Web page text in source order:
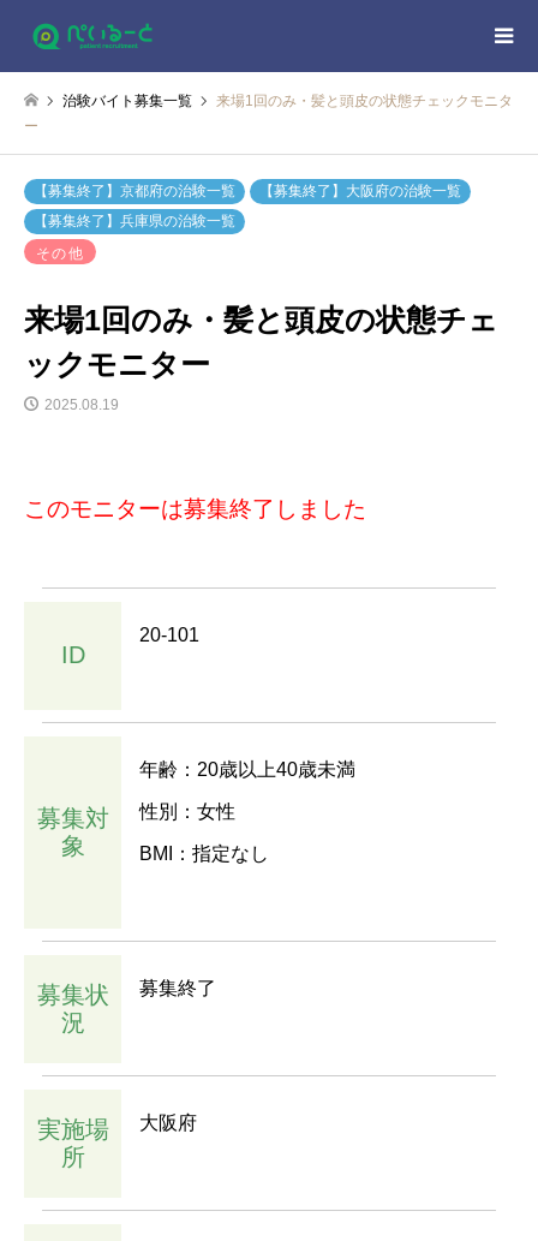
治験バイト募集一覧
来場1回のみ・髪と頭皮の状態チェックモニタ
ー
【募集終了】京都府の治験一覧
【募集終了】大阪府の治験一覧
【募集終了】兵庫県の治験一覧
その他
来場1回のみ・髪と頭皮の状態チェ
ックモニター
2025.08.19
このモニターは募集終了しました
ID
20-101
募集対
象
年齢：20歳以上40歳未満
性別：女性
BMI：指定なし
募集状
況
募集終了
実施場
所
大阪府